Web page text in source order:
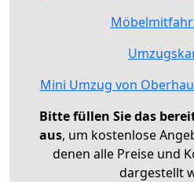
Mini Umzug von
Bitte füllen Sie das
aus, um kostenlose
denen alle Preise und
dargestellt